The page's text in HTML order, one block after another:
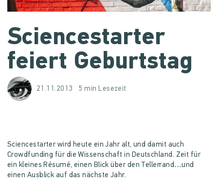
Sciencestarter
feiert Geburtstag
21.11.2013 5 min Lesezeit
Sciencestarter wird heute ein Jahr alt, und damit auch
Crowdfunding für die Wissenschaft in Deutschland. Zeit für
ein kleines Résumé, einen Blick über den Tellerrand…und
einen Ausblick auf das nächste Jahr.